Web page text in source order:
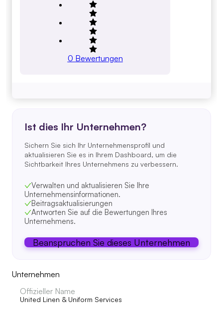
0 Bewertungen
Ist dies Ihr Unternehmen?
Sichern Sie sich Ihr Unternehmensprofil und
aktualisieren Sie es in Ihrem Dashboard, um die
Sichtbarkeit Ihres Unternehmens zu verbessern.
Verwalten und aktualisieren Sie Ihre
Unternehmensinformationen.
Beitragsaktualisierungen
Antworten Sie auf die Bewertungen Ihres
Unternehmens.
Beanspruchen Sie dieses Unternehmen
Unternehmen
Offizieller Name
United Linen & Uniform Services